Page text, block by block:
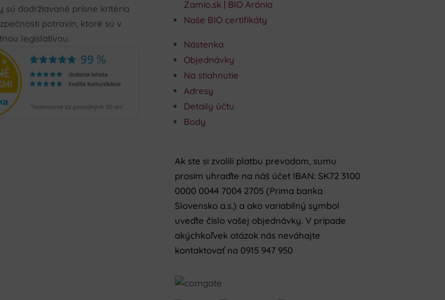
sú dodržiavané prísne kritéria
potravín, ktoré sú v
legislatívou.
Zamio.sk | BIO Arónia
Naše BIO certifikáty
Nástenka
Objednávky
Na stiahnutie
Adresy
Detaily účtu
Body
Ak ste si zvolili platbu prevodom, sumu
prosím uhraďte na náš účet IBAN: SK72 3100
0000 0044 7004 2705 (Prima banka
Slovensko a.s.) a ako variabilný symbol
uveďte číslo vašej objednávky. V prípade
akýchkoľvek otázok nás neváhajte
kontaktovať na 0915 947 950